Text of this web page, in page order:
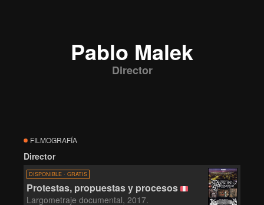
Pablo Malek
Director
FILMOGRAFÍA
Director
DISPONIBLE · GRATIS
Protestas, propuestas y procesos
Largometraje documental, 2017.